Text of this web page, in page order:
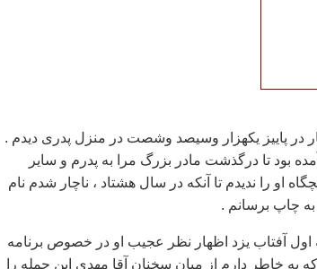
در پاييز يکهزار وسيصد وشصت در منزل پدری ديدم .
بود تا درگذشت مادر بزرگ مرا به پدرم و ساير
او را نديدم تا آنکه در سال هشتاد ، ناچار شدم نام
به چاپ برسانم .
آفتاب يزد اظهار نظر عجيب او در خصوص برنامه
به خاطر دارم از ميان سخنان آقا مهدی اين جمله را